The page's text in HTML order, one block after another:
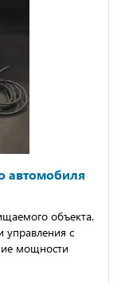
автомобиля
объекта.
с
мощности